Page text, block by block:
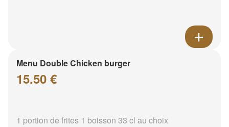
Menu Double Chicken burger
15.50 €
1 portion de frites 1 boisson 33 cl au choix